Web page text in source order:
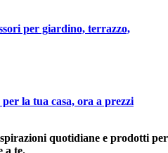
per giardino, terrazzo,
la tua casa, ora a prezzi
quotidiane e prodotti per